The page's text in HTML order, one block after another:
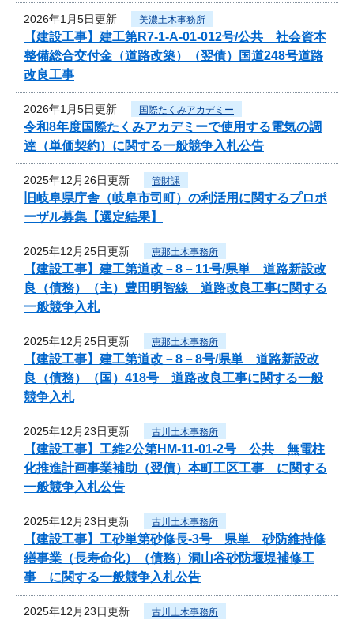
2026年1月5日更新 美濃土木事務所
【建設工事】建工第R7-1-A-01-012号/公共 社会資本
整備総合交付金（道路改築）（翌債）国道248号道路
改良工事
2026年1月5日更新 国際たくみアカデミー
令和8年度国際たくみアカデミーで使用する電気の調
達（単価契約）に関する一般競争入札公告
2025年12月26日更新 管財課
旧岐阜県庁舎（岐阜市司町）の利活用に関するプロポ
ーザル募集【選定結果】
2025年12月25日更新 恵那土木事務所
【建設工事】建工第道改－8－11号/県単 道路新設改
良（債務）（主）豊田明智線 道路改良工事に関する
一般競争入札
2025年12月25日更新 恵那土木事務所
【建設工事】建工第道改－8－8号/県単 道路新設改
良（債務）（国）418号 道路改良工事に関する一般
競争入札
2025年12月23日更新 古川土木事務所
【建設工事】工維2公第HM-11-01-2号 公共 無電柱
化推進計画事業補助（翌債）本町工区工事 に関する
一般競争入札公告
2025年12月23日更新 古川土木事務所
【建設工事】工砂単第砂修長-3号 県単 砂防維持修
繕事業（長寿命化）（債務）洞山谷砂防堰堤補修工
事 に関する一般競争入札公告
2025年12月23日更新 古川土木事務所